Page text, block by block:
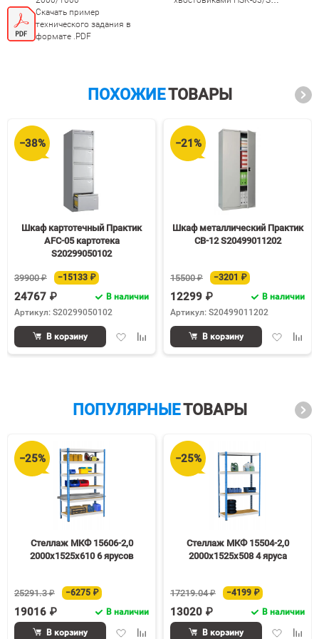
Скачать пример
технического задания в
формате .PDF
ПОХОЖИЕТОВАРЫ
−38%
Шкаф картотечный Практик
AFC-05 картотека
S20299050102
39900 ₽ −15133 ₽
24767 ₽
В наличии
Артикул: S20299050102
ДобавитьДобавить
В корзину
−21%
Шкаф металлический Практик
СВ-12 S20499011202
15500 ₽ −3201 ₽
12299 ₽
В наличии
Артикул: S20499011202
Добавить
В корзину
ПОПУЛЯРНЫЕТОВАРЫ
−25%
Стеллаж МКФ 15606-2,0
2000х1525х610 6 ярусов
25291.3 ₽ −6275 ₽
19016 ₽ В наличии
ДобавитьДобавить
В корзину
−25%
Стеллаж МКФ 15504-2,0
2000х1525х508 4 яруса
17219.04 ₽ −4199 ₽
13020 ₽ В наличии
Добавить
В корзину